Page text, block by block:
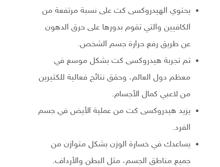
يحتوي الهيدروكسى كت على نسبة مرتفعة من
الكافيين والتي تقوم بدورها على حرق الدهون
عن طريق رفع حرارة جسم الشخص.
تم تجربة هيدروكسى كت بشكل موسع في
معظم دول العالم، وحقق نتائج فعالية للكثيرين
من لاعبي كمال الأجسام.
يزيد هيدروكسى كت من عملية الأيض في جسم
الفرد.
يساعدك في خسارة الوزن بشكل متوازن من
جميع مناطق الجسم، مثل البطن والأرداف.